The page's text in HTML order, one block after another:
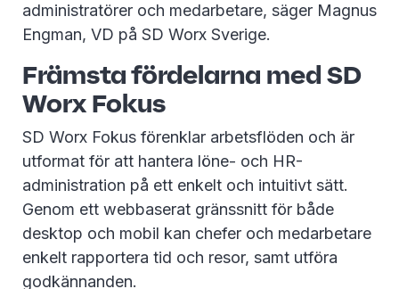
administratörer och medarbetare, säger Magnus
Engman, VD på SD Worx Sverige.
Främsta fördelarna med SD
Worx Fokus
SD Worx Fokus förenklar arbetsflöden och är
utformat för att hantera löne- och HR-
administration på ett enkelt och intuitivt sätt.
Genom ett webbaserat gränssnitt för både
desktop och mobil kan chefer och medarbetare
enkelt rapportera tid och resor, samt utföra
godkännanden.